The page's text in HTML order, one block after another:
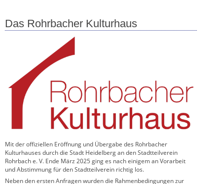
Das Rohrbacher Kulturhaus
Mit der offiziellen Eröffnung und Übergabe des Rohrbacher
Kulturhauses durch die Stadt Heidelberg an den Stadtteilverein
Rohrbach e. V. Ende März 2025 ging es nach einigem an Vorarbeit
und Abstimmung für den Stadtteilverein richtig los.
Neben den ersten Anfragen wurden die Rahmenbedingungen zur